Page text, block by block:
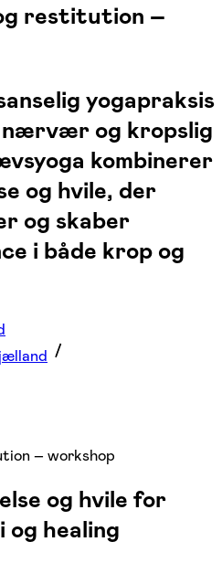
restitution –
yogapraksis
nærvær og kropslig
kombinerer
og hvile, der
og skaber
i både krop og
– workshop
og hvile for
healing